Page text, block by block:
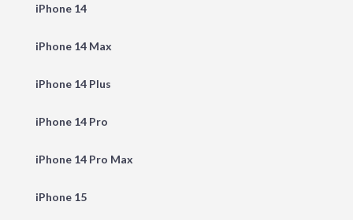
iPhone 14
iPhone 14 Max
iPhone 14 Plus
iPhone 14 Pro
iPhone 14 Pro Max
iPhone 15